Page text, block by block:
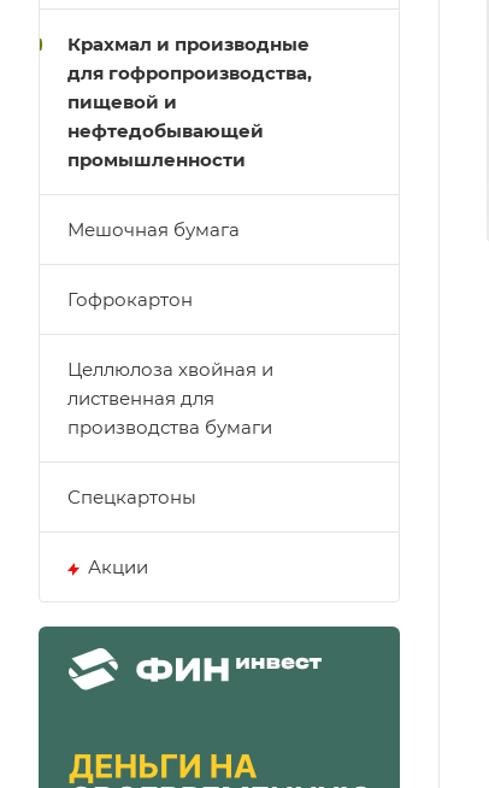
Крахмал и производные
для гофропроизводства,
пищевой и
нефтедобывающей
промышленности
Мешочная бумага
Гофрокартон
Целлюлоза хвойная и
лиственная для
производства бумаги
Спецкартоны
Акции